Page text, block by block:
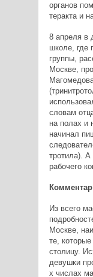
органов
теракта и
8 апреля в
школе, где
группы,
Москве,
словам
на полах и
начинал
тротила).
рабочего
Из всего
Москве,
те,
столицу.
девушки
х числах